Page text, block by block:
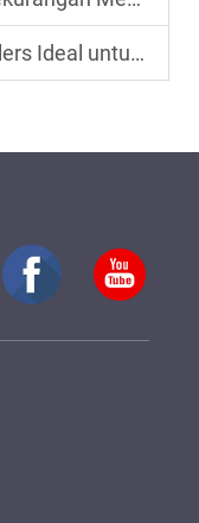
Pendinginan Kompak